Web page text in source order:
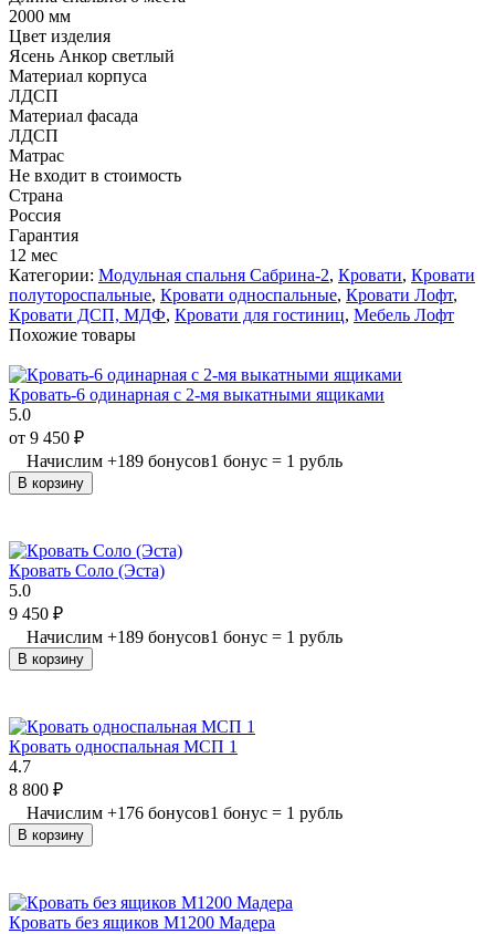
2000 мм
Цвет изделия
Ясень Анкор светлый
Материал корпуса
ЛДСП
Материал фасада
ЛДСП
Матрас
Не входит в стоимость
Страна
Россия
Гарантия
12 мес
Категории: Модульная спальня Сабрина-2, Кровати, Кровати
полутороспальные, Кровати односпальные, Кровати Лофт,
Кровати ДСП, МДФ, Кровати для гостиниц, Мебель Лофт
Похожие товары
Кровать-6 одинарная с 2-мя выкатными ящиками
5.0
от 9 450 ₽
Начислим +189 бонусов1 бонус = 1 рубль
В корзину
Кровать Соло (Эста)
5.0
9 450 ₽
Начислим +189 бонусов1 бонус = 1 рубль
В корзину
Кровать односпальная МСП 1
4.7
8 800 ₽
Начислим +176 бонусов1 бонус = 1 рубль
В корзину
Кровать без ящиков М1200 Мадера